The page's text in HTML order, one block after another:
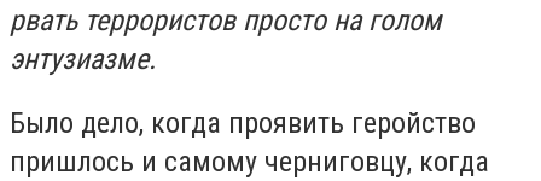
рвать террористов просто на голом
энтузиазме.
Было дело, когда проявить геройство
пришлось и самому черниговцу, когда